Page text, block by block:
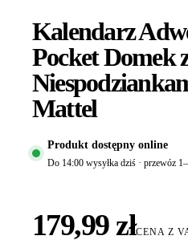
Kalendarz
Pocket Domek
Mattel
Produkt dostępny online
Do 14:00 wysyłka dziś · przewóz
179,99 złCENA Z